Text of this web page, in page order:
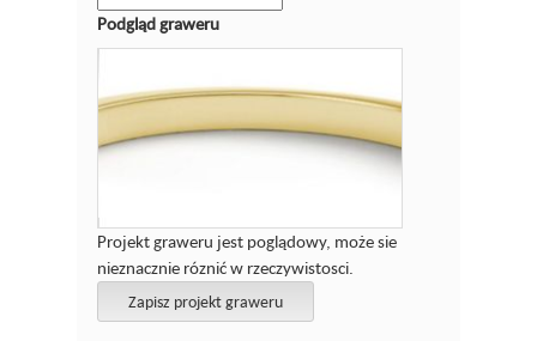
Podgląd graweru
Projekt graweru jest poglądowy, może sie
nieznacznie róznić w rzeczywistosci.
Zapisz projekt graweru